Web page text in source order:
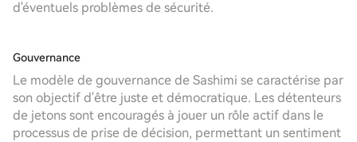
d'éventuels problèmes de sécurité.
Gouvernance
Le modèle de gouvernance de Sashimi se caractérise par
son objectif d'être juste et démocratique. Les détenteurs
de jetons sont encouragés à jouer un rôle actif dans le
processus de prise de décision, permettant un sentiment